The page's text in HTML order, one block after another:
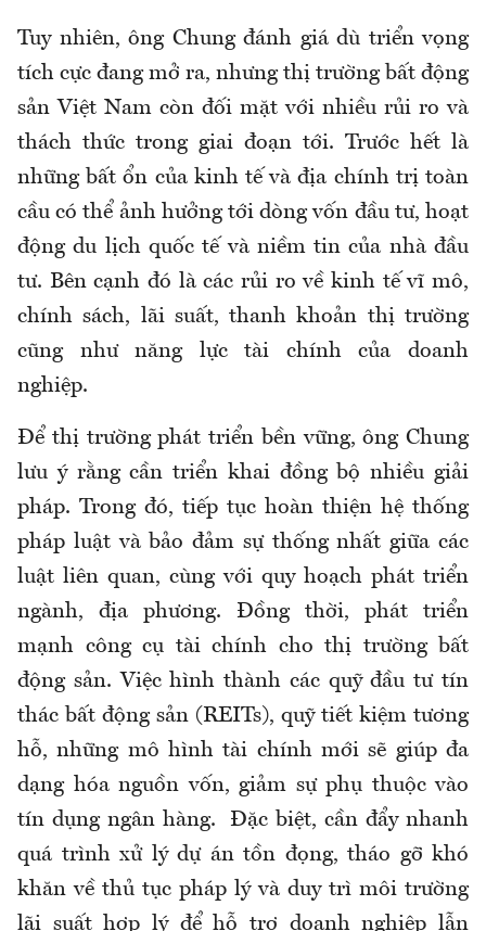
Tuy nhiên, ông Chung đánh giá dù triển vọng
tích cực đang mở ra, nhưng thị trường bất động
sản Việt Nam còn đối mặt với nhiều rủi ro và
thách thức trong giai đoạn tới. Trước hết là
những bất ổn của kinh tế và địa chính trị toàn
cầu có thể ảnh hưởng tới dòng vốn đầu tư, hoạt
động du lịch quốc tế và niềm tin của nhà đầu
tư. Bên cạnh đó là các rủi ro về kinh tế vĩ mô,
chính sách, lãi suất, thanh khoản thị trường
cũng như năng lực tài chính của doanh
nghiệp.
Để thị trường phát triển bền vững, ông Chung
lưu ý rằng cần triển khai đồng bộ nhiều giải
pháp. Trong đó, tiếp tục hoàn thiện hệ thống
pháp luật và bảo đảm sự thống nhất giữa các
luật liên quan, cùng với quy hoạch phát triển
ngành, địa phương. Đồng thời, phát triển
mạnh công cụ tài chính cho thị trường bất
động sản. Việc hình thành các quỹ đầu tư tín
thác bất động sản (REITs), quỹ tiết kiệm tương
hỗ, những mô hình tài chính mới sẽ giúp đa
dạng hóa nguồn vốn, giảm sự phụ thuộc vào
tín dụng ngân hàng. Đặc biệt, cần đẩy nhanh
quá trình xử lý dự án tồn đọng, tháo gỡ khó
khăn về thủ tục pháp lý và duy trì môi trường
lãi suất hợp lý để hỗ trợ doanh nghiệp lẫn